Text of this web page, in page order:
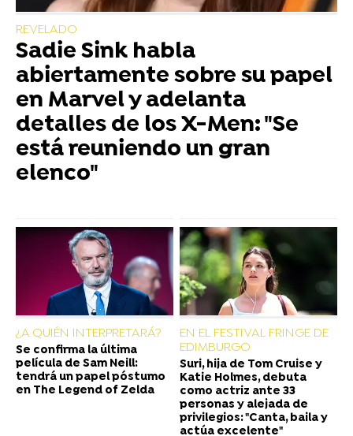
REVELADO
Sadie Sink habla
abiertamente sobre su papel
en Marvel y adelanta
detalles de los X-Men: "Se
está reuniendo un gran
elenco"
¿A QUIÉN INTERPRETARÁ?
Se confirma la última
película de Sam Neill:
tendrá un papel póstumo
en The Legend of Zelda
EN EL FESTIVAL FRINGE DE
EDIMBURGO
Suri, hija de Tom Cruise y
Katie Holmes, debuta
como actriz ante 33
personas y alejada de
privilegios: "Canta, baila y
actúa excelente"